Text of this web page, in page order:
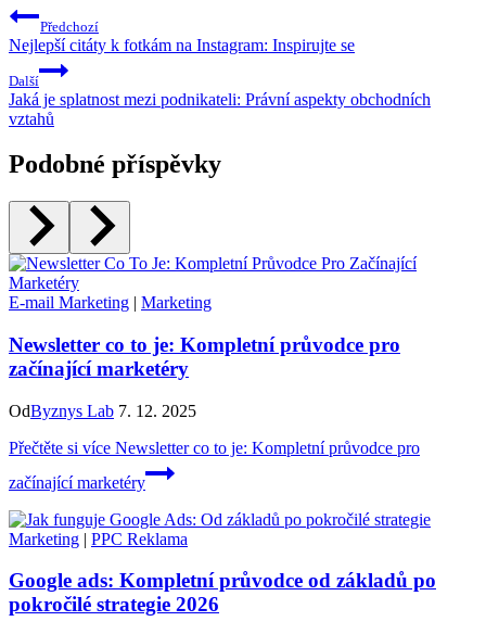
Předchozí
Nejlepší citáty k fotkám na Instagram: Inspirujte se
Další
Jaká je splatnost mezi podnikateli: Právní aspekty obchodních
vztahů
Podobné příspěvky
E-mail Marketing | Marketing
Newsletter co to je: Kompletní průvodce pro
začínající marketéry
OdByznys Lab 7. 12. 2025
Přečtěte si více Newsletter co to je: Kompletní průvodce pro
začínající marketéry
Marketing | PPC Reklama
Google ads: Kompletní průvodce od základů po
pokročilé strategie 2026